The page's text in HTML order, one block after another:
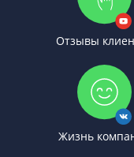
Отзывы
Жизнь